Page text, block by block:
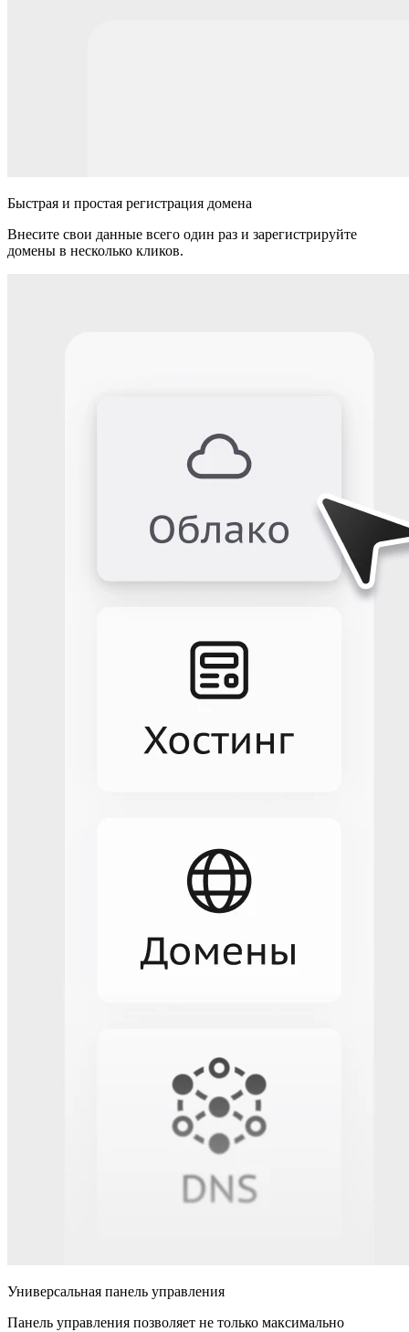
Быстрая и простая регистрация домена
Внесите свои данные всего один раз и зарегистрируйте
домены в несколько кликов.
Универсальная панель управления
Панель управления позволяет не только максимально